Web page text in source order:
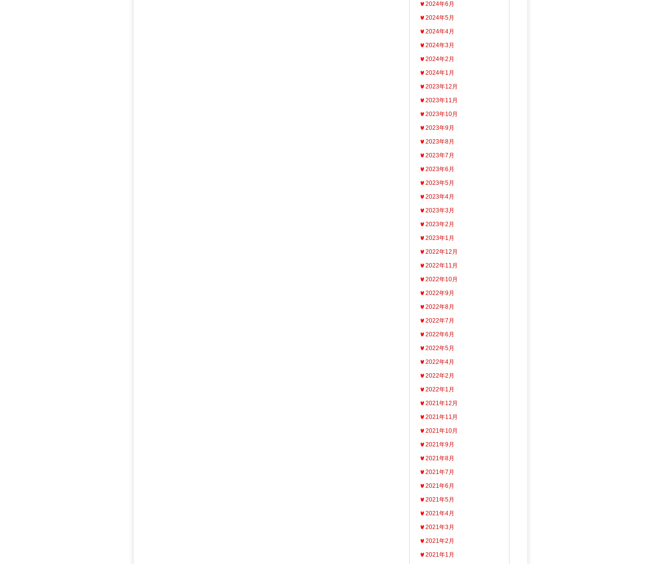
2024年6月
2024年5月
2024年4月
2024年3月
2024年2月
2024年1月
2023年12月
2023年11月
2023年10月
2023年9月
2023年8月
2023年7月
2023年6月
2023年5月
2023年4月
2023年3月
2023年2月
2023年1月
2022年12月
2022年11月
2022年10月
2022年9月
2022年8月
2022年7月
2022年6月
2022年5月
2022年4月
2022年2月
2022年1月
2021年12月
2021年11月
2021年10月
2021年9月
2021年8月
2021年7月
2021年6月
2021年5月
2021年4月
2021年3月
2021年2月
2021年1月